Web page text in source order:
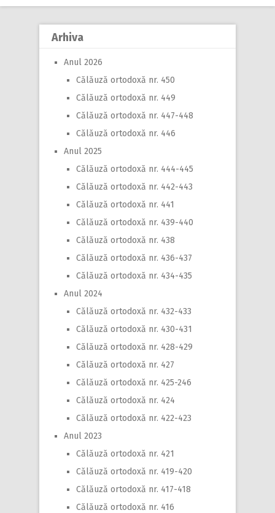
Arhiva
Anul 2026
Călăuză ortodoxă nr. 450
Călăuză ortodoxă nr. 449
Călăuză ortodoxă nr. 447-448
Călăuză ortodoxă nr. 446
Anul 2025
Călăuză ortodoxă nr. 444-445
Călăuză ortodoxă nr. 442-443
Călăuză ortodoxă nr. 441
Călăuză ortodoxă nr. 439-440
Călăuză ortodoxă nr. 438
Călăuză ortodoxă nr. 436-437
Călăuză ortodoxă nr. 434-435
Anul 2024
Călăuză ortodoxă nr. 432-433
Călăuză ortodoxă nr. 430-431
Călăuză ortodoxă nr. 428-429
Călăuză ortodoxă nr. 427
Călăuză ortodoxă nr. 425-246
Călăuză ortodoxă nr. 424
Călăuză ortodoxă nr. 422-423
Anul 2023
Călăuză ortodoxă nr. 421
Călăuză ortodoxă nr. 419-420
Călăuză ortodoxă nr. 417-418
Călăuză ortodoxă nr. 416